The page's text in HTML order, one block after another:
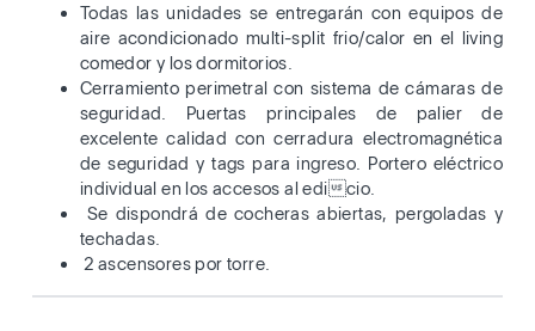
Todas las unidades se entregarán con equipos de
aire acondicionado multi-split frio/calor en el living
comedor y los dormitorios.
Cerramiento perimetral con sistema de cámaras de
seguridad. Puertas principales de palier de
excelente calidad con cerradura electromagnética
de seguridad y tags para ingreso. Portero eléctrico
individual en los accesos al edicio.
Se dispondrá de cocheras abiertas, pergoladas y
techadas.
2 ascensores por torre.